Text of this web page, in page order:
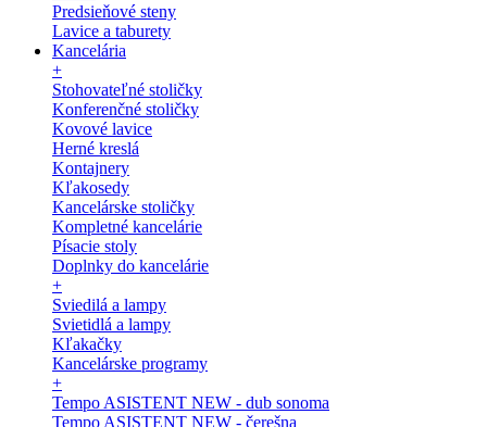
Predsieňové steny
Lavice a taburety
Kancelária
+
Stohovateľné stoličky
Konferenčné stoličky
Kovové lavice
Herné kreslá
Kontajnery
Kľakosedy
Kancelárske stoličky
Kompletné kancelárie
Písacie stoly
Doplnky do kancelárie
+
Sviedilá a lampy
Svietidlá a lampy
Kľakačky
Kancelárske programy
+
Tempo ASISTENT NEW - dub sonoma
Tempo ASISTENT NEW - čerešna